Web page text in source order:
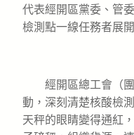
代表經開區黨委、管
檢測點一線任務者展
經開區總工會（團
動，深刻清楚核酸檢
天秤的眼睛變得通紅